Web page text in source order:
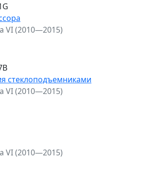
VI (2010—2015)
стеклоподъемниками
VI (2010—2015)
VI (2010—2015)